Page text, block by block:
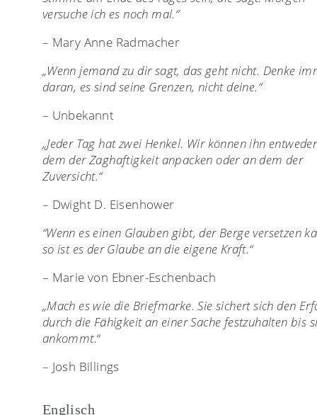
versuche ich es noch mal.“
– Mary Anne Radmacher
„Wenn jemand zu dir sagt, das geht nicht. Denke
daran, es sind seine Grenzen, nicht deine.“
– Unbekannt
„Jeder Tag hat zwei Henkel. Wir können ihn
dem der Zaghaftigkeit anpacken oder an dem der
Zuversicht.“
– Dwight D. Eisenhower
“Wenn es einen Glauben gibt, der Berge versetzen
so ist es der Glaube an die eigene Kraft.“
– Marie von Ebner-Eschenbach
„Mach es wie die Briefmarke. Sie sichert sich den
durch die Fähigkeit an einer Sache festzuhalten bis
ankommt.“
– Josh Billings
Englisch